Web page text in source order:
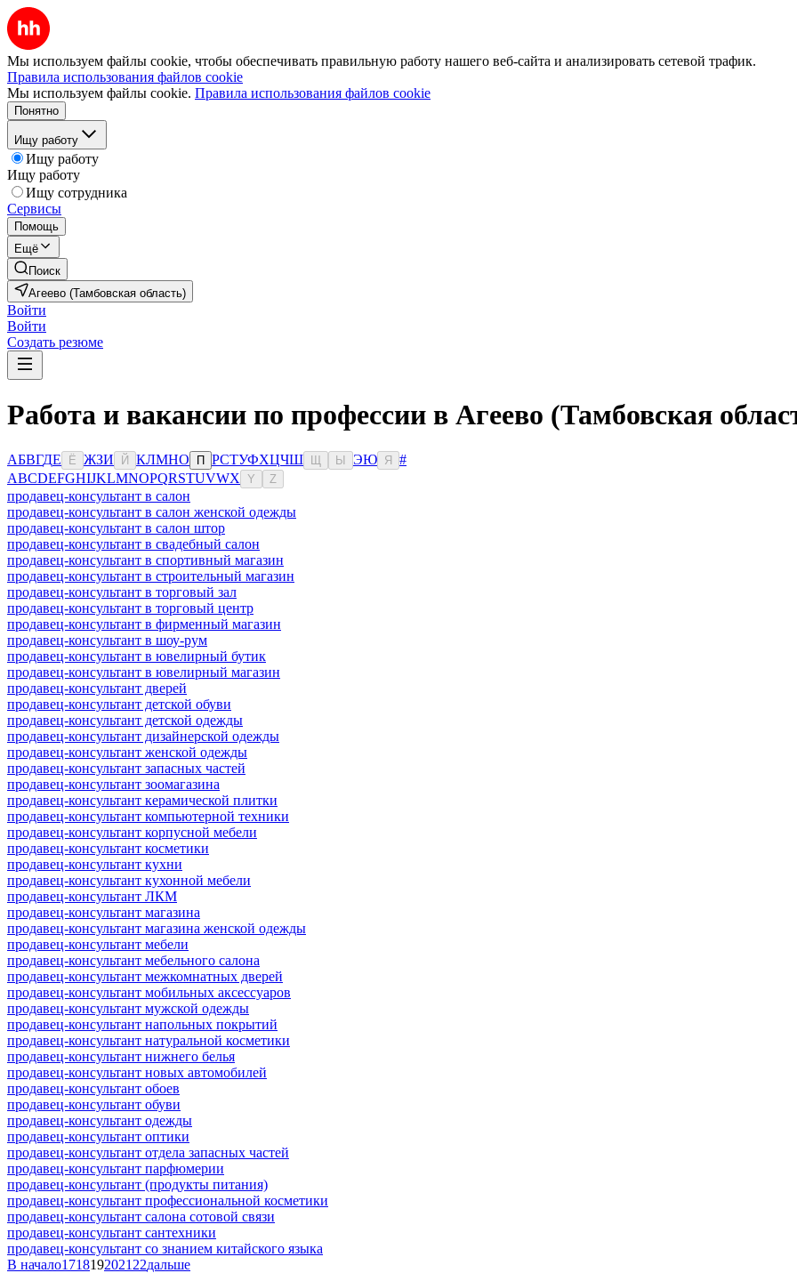
Мы используем файлы cookie, чтобы обеспечивать правильную работу нашего веб-сайта и анализировать сетевой трафик.
Правила использования файлов cookie
Мы используем файлы cookie. Правила использования файлов cookie
Понятно
Ищу работу
Ищу работу
Ищу работу
Ищу сотрудника
Сервисы
Помощь
Ещё
Поиск
Агеево (Тамбовская область)
Войти
Войти
Создать резюме
Работа и вакансии по профессии в Агеево (Тамбовская
АБВГДЕ Ё ЖЗИ Й КЛМНО П РСТУФХЦЧШ Ы ЭЮ Я
#
ABCDEFGHIJKLMNOPQRSTUVWX Y Z
продавец-консультант в салон
продавец-консультант в салон женской одежды
продавец-консультант в салон штор
продавец-консультант в свадебный салон
продавец-консультант в спортивный магазин
продавец-консультант в строительный магазин
продавец-консультант в торговый зал
продавец-консультант в торговый центр
продавец-консультант в фирменный магазин
продавец-консультант в шоу-рум
продавец-консультант в ювелирный бутик
продавец-консультант в ювелирный магазин
продавец-консультант дверей
продавец-консультант детской обуви
продавец-консультант детской одежды
продавец-консультант дизайнерской одежды
продавец-консультант женской одежды
продавец-консультант запасных частей
продавец-консультант зоомагазина
продавец-консультант керамической плитки
продавец-консультант компьютерной техники
продавец-консультант корпусной мебели
продавец-консультант косметики
продавец-консультант кухни
продавец-консультант кухонной мебели
продавец-консультант ЛКМ
продавец-консультант магазина
продавец-консультант магазина женской одежды
продавец-консультант мебели
продавец-консультант мебельного салона
продавец-консультант межкомнатных дверей
продавец-консультант мобильных аксессуаров
продавец-консультант мужской одежды
продавец-консультант напольных покрытий
продавец-консультант натуральной косметики
продавец-консультант нижнего белья
продавец-консультант новых автомобилей
продавец-консультант обоев
продавец-консультант обуви
продавец-консультант одежды
продавец-консультант оптики
продавец-консультант отдела запасных частей
продавец-консультант парфюмерии
продавец-консультант (продукты питания)
продавец-консультант профессиональной косметики
продавец-консультант салона сотовой связи
продавец-консультант сантехники
продавец-консультант со знанием китайского языка
В начало1718192021 22дальше